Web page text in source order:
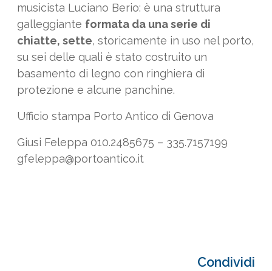
musicista Luciano Berio: è una struttura
galleggiante formata da una serie di
chiatte, sette, storicamente in uso nel porto,
su sei delle quali è stato costruito un
basamento di legno con ringhiera di
protezione e alcune panchine.
Ufficio stampa Porto Antico di Genova
Giusi Feleppa 010.2485675 – 335.7157199
gfeleppa@portoantico.it
Condividi